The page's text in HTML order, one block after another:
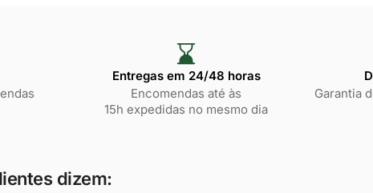
Entregas em 24/48 horas​
Encomendas até às
15h expedidas no mesmo dia
Garantia
dizem: